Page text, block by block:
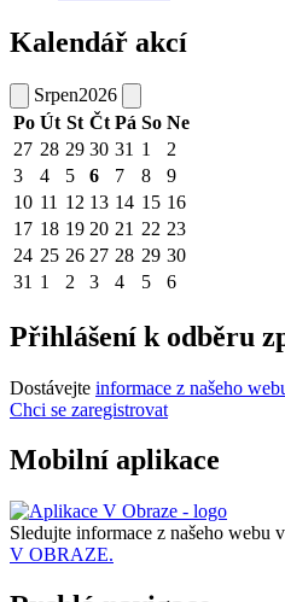
Kalendář akcí
Srpen2026
Po Út St Čt Pá So Ne
27 28 29 30 31 1
2
3
4 5 6 7 8
9
10 11 12 13 14 15 16
17 18 19 20 21 22 23
24 25 26 27 28 29 30
31 1 2 3 4 5 6
Přihlášení k odběru
Dostávejte informace z našeho
Chci se zaregistrovat
Mobilní aplikace
Sledujte informace z našeho webu v
V OBRAZE.